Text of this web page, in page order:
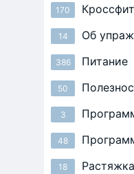
170
14 Об
386 Питание
50
3
48
18 Растяжка